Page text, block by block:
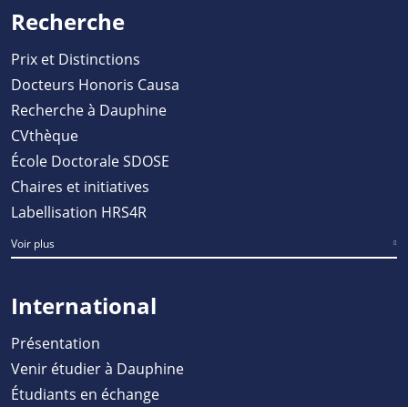
Recherche
Prix et Distinctions
Docteurs Honoris Causa
Recherche à Dauphine
CVthèque
École Doctorale SDOSE
Chaires et initiatives
Labellisation HRS4R
Voir plus
International
Présentation
Venir étudier à Dauphine
Étudiants en échange